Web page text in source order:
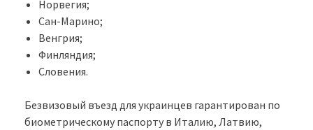
Норвегия;
Сан-Марино;
Венгрия;
Финляндия;
Словения.
Безвизовый въезд для украинцев гарантирован по
биометрическому паспорту в Италию, Латвию,